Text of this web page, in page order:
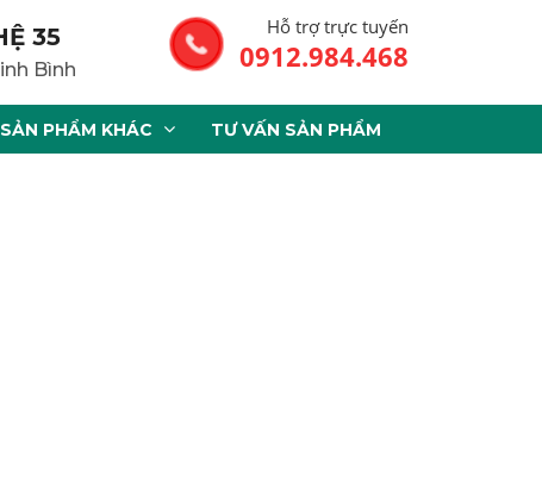
35
Bình
Hỗ trợ trực tuyến
0912.984.468
SẢN PHẨM KHÁC TƯ VẤN SẢN PHẨM